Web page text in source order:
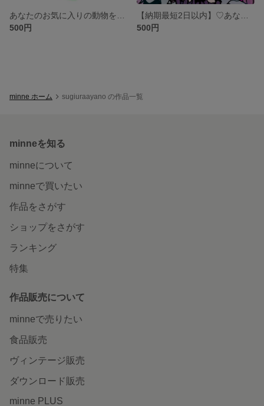
500円
500円
minne ホーム sugiuraayano の作品一覧
minneを知る
minneについて
minneで買いたい
作品をさがす
ショップをさがす
ランキング
特集
作品販売について
minneで売りたい
食品販売
ヴィンテージ販売
ダウンロード販売
minne PLUS